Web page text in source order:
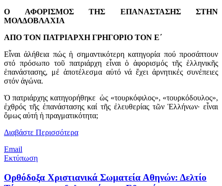
Ο ΑΦΟΡΙΣΜΟΣ ΤΗΣ ΕΠΑΝΑΣΤΑΣΗΣ ΣΤΗΝ
ΜΟΛΔΟΒΛΑΧΙΑ
ΑΠΟ ΤΟΝ ΠΑΤΡΙΑΡΧΗ ΓΡΗΓΟΡΙΟ ΤΟΝ Ε΄
Εἶναι ἀλήθεια πώς ἡ σημαντικότερη κατηγορία πού προσάπτουν
στό πρόσωπο τοῦ πατριάρχη εἶναι ὁ ἀφορισμός τῆς ἑλληνικῆς
ἐπανάστασης, μέ ἀποτέλεσμα αὐτό νά ἔχει ἀρνητικές συνέπειες
στόν ἀγώνα.
Ὁ πατριάρχης κατηγορήθηκε ὡς «τουρκόφιλος», «τουρκόδουλος»,
ἐχθρός τῆς ἐπανάστασης καί τῆς ἐλευθερίας τῶν Ἑλλήνων· εἶναι
ὅμως αὐτή ἡ πραγματικότητα;
Διαβάστε Περισσότερα
Email
Εκτύπωση
Ορθόδοξα Χριστιανικά Σωματεία Αθηνών: Δελτίο